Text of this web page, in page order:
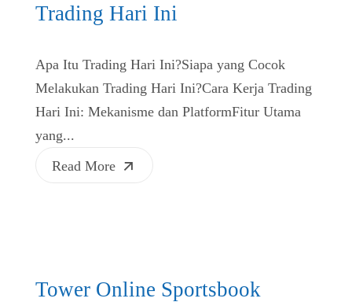
Trading Hari Ini
Apa Itu Trading Hari Ini?Siapa yang Cocok
Melakukan Trading Hari Ini?Cara Kerja Trading
Hari Ini: Mekanisme dan PlatformFitur Utama
yang...
Read More
Tower Online Sportsbook